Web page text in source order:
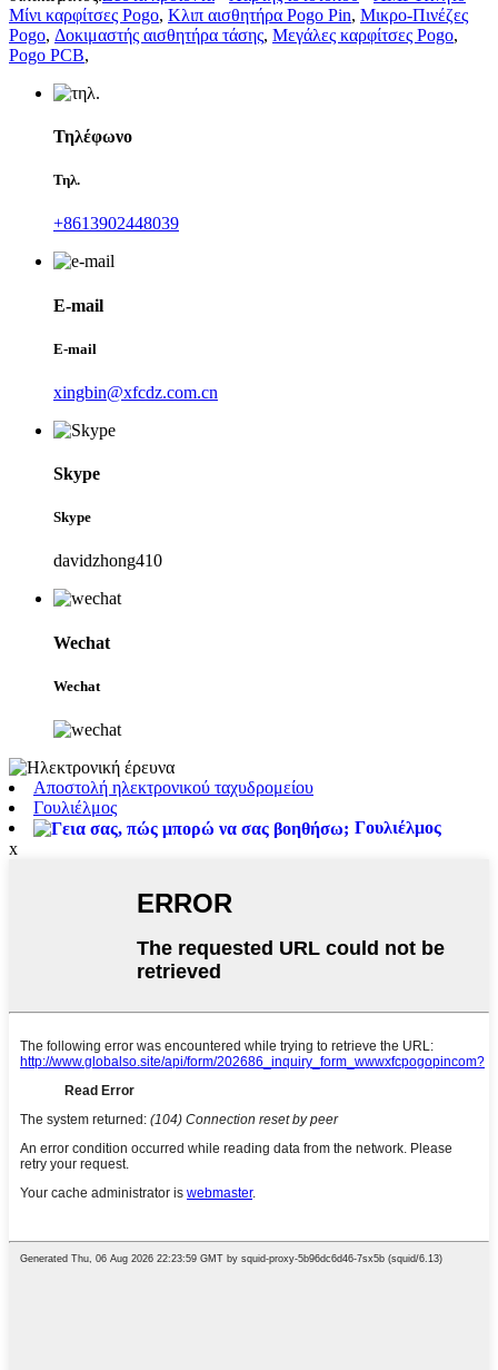
Μίνι καρφίτσες Pogo, Κλιπ αισθητήρα Pogo Pin, Μικρο-Πινέζες
Pogo, Δοκιμαστής αισθητήρα τάσης, Μεγάλες καρφίτσες Pogo,
Pogo PCB,
Τηλέφωνο
Τηλ.
+8613902448039
E-mail
E-mail
xingbin@xfcdz.com.cn
Skype
Skype
davidzhong410
Wechat
Wechat
Αποστολή ηλεκτρονικού ταχυδρομείου
Γουλιέλμος
Γουλιέλμος
x